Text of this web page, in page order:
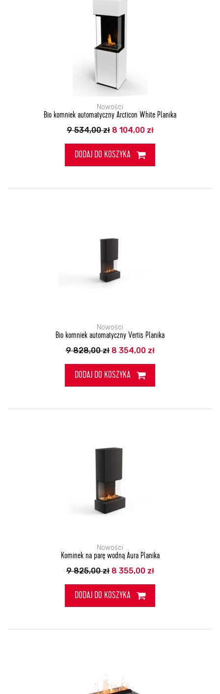
Nowości
Bio komniek automatyczny Arcticon White Planika
9 534,00zł Pierwotna
wynosiła:
9
534,00 zł.
8 104,00 złAktualna
wynosi:
DODAJ DO KOSZYKA
Nowości
Bio komniek automatyczny Vertis Planika
9 828,00zł Pierwotna
wynosiła:
9
828,00 zł.
8 354,00 złAktualna
wynosi:
DODAJ DO KOSZYKA
Nowości
Kominek na parę wodną Aura Planika
9 825,00zł Pierwotna
wynosiła:
9
825,00 zł.
8 355,00 złAktualna
wynosi:
DODAJ DO KOSZYKA